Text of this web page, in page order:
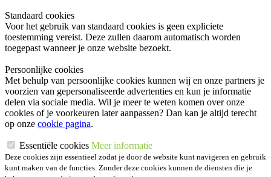
Standaard cookies
Voor het gebruik van standaard cookies is geen expliciete
toestemming vereist. Deze zullen daarom automatisch worden
toegepast wanneer je onze website bezoekt.
Persoonlijke cookies
Met behulp van persoonlijke cookies kunnen wij en onze partners je
voorzien van gepersonaliseerde advertenties en kun je informatie
delen via sociale media. Wil je meer te weten komen over onze
cookies of je voorkeuren later aanpassen? Dan kan je altijd terecht
op onze cookie pagina.
Essentiële cookies Meer informatie
Deze cookies zijn essentieel zodat je door de website kunt navigeren en gebruik
kunt maken van de functies. Zonder deze cookies kunnen de diensten die je